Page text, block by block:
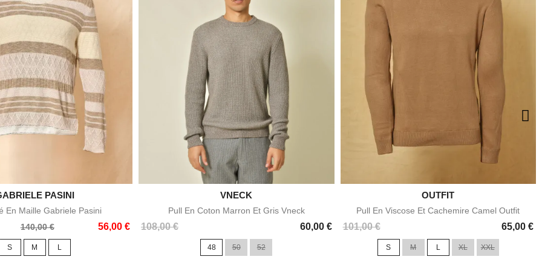
Aperçu rapide
PASINI
En Maille Gabriele Pasini
140,00 € 56,00 €
S M L
Aperçu rapide
VNECK
Pull En Coton Marron Et Gris Vneck
108,00 € 60,00 €
Prix
48 50 52
Aperçu rapide
OUTFIT
Pull En Viscose Et Cachemire Camel Outfit
101,00 € 65,00 €
Prix
S M L XL XXL